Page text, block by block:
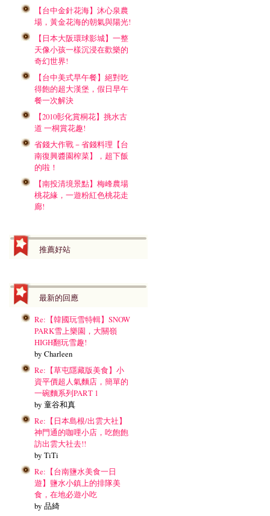
【台中金針花海】沐心泉農
場，黃金花海的朝氣與陽光!
【日本大阪環球影城】一整
天像小孩一樣沉浸在歡樂的
奇幻世界!
【台中美式早午餐】絕對吃
得飽的超大漢堡，假日早午
餐一次解決
【2010彰化賞桐花】挑水古
道 一桐賞花趣!
省錢大作戰－省錢料理【台
南復興醬園榨菜】，超下飯
的啦！
【南投清境景點】梅峰農場
桃花緣，一遊粉紅色桃花走
廊!
推薦好站
最新的回應
Re:【韓國玩雪特輯】SNOW
PARK雪上樂園，大關嶺
HIGH翻玩雪趣!
by Charleen
Re:【草屯隱藏版美食】小
資平價超人氣麵店，簡單的
一碗麵系列PART 1
by 童谷和真
Re:【日本島根/出雲大社】
神門通的咖哩小店，吃飽飽
訪出雲大社去!!
by TiTi
Re:【台南鹽水美食一日
遊】鹽水小鎮上的排隊美
食，在地必遊小吃
by 品綺